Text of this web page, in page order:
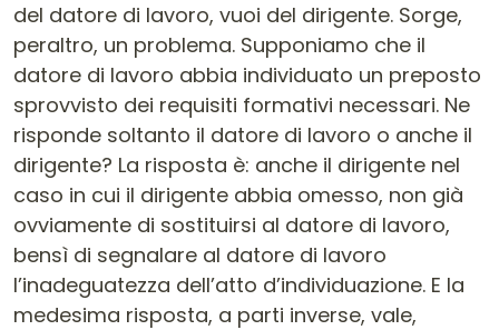
del datore di lavoro, vuoi del dirigente. Sorge,
peraltro, un problema. Supponiamo che il
datore di lavoro abbia individuato un preposto
sprovvisto dei requisiti formativi necessari. Ne
risponde soltanto il datore di lavoro o anche il
dirigente? La risposta è: anche il dirigente nel
caso in cui il dirigente abbia omesso, non già
ovviamente di sostituirsi al datore di lavoro,
bensì di segnalare al datore di lavoro
l’inadeguatezza dell’atto d’individuazione. E la
medesima risposta, a parti inverse, vale,